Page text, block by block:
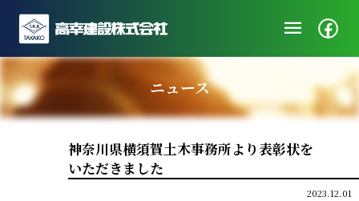
menu
企業情報
ニュース
社会・地域貢献
ニュース
神奈川県横須賀土木事務所より表彰状を
いただきました
2023.12.01